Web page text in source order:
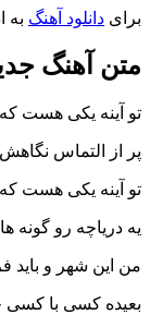
برای دانلود آهنگ به
متن آهنگ
تو آینه یکی هست
پر از التماس
تو آینه یکی هست
یه دریاچه رو
من این شهر و باید
بعیده کسی با کسی